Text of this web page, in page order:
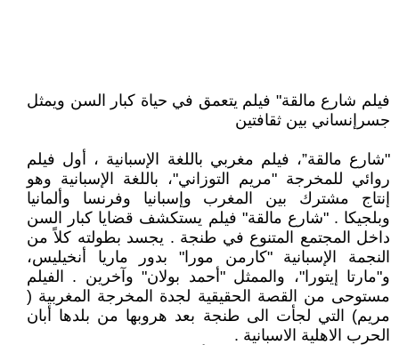
فيلم شارع مالقة" فيلم يتعمق في حياة كبار السن ويمثل
جسرإنساني بين ثقافتين
"شارع مالقة”، فيلم مغربي باللغة الإسبانية ، أول فيلم
روائي للمخرجة "مريم التوزاني"، باللغة الإسبانية وهو
إنتاج مشترك بين المغرب وإسبانيا وفرنسا وألمانيا
وبلجيكا . "شارع مالقة" فيلم يستكشف قضايا كبار السن
داخل المجتمع المتنوع في طنجة .‏ يجسد بطولته كلاً من
النجمة الإسبانية "كارمن مورا" بدور ماريا أنخيليس،
و"مارتا إيتورا"، والممثل "أحمد بولان" وآخرين . الفيلم
مستوحى من القصة الحقيقية لجدة المخرجة المغربية (
مريم) التي لجأت الى طنجة بعد هروبها من بلدها أبان
الحرب الاهلية الاسبانية .